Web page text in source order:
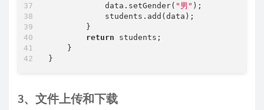
            data.setGender(
"男" );
            students.add(data);
        }
return students;
    }
3、文件上传和下载